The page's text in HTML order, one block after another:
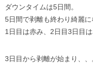
ダウンタイムは5日間。
5日間で剥離も終わり綺麗に
1日目は赤み、2日目3日目
3日目から剥離が始まり、、